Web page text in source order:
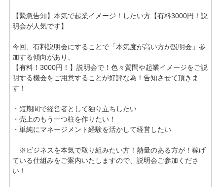
【緊急告知】本気で起業イメージ！したい方【有料3000円！説
明会が人気です】
今回、有料説明会にすることで「本気度が高い方が説明会」参
加する傾向があり、
【有料！3000円！】説明会で！色々質問や起業イメージをご説
明する機会をご用意することが好評な為！告知させて頂きま
す！
・短期間で経営者として独り立ちしたい
・売上のもう一つ柱を作りたい！
・単純にマネージメント経験を活かして経営したい
※ビジネスを本気で取り組みたい方！熱量のある方が！稼げ
ている仕組みをご案内いたしますので、説明会ご参加くださ
い！